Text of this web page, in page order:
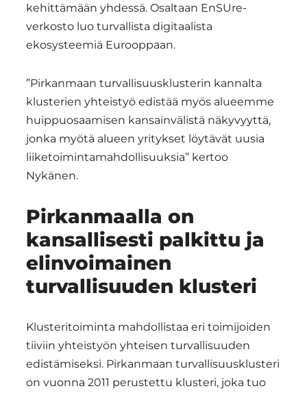
kehittämään yhdessä. Osaltaan EnSUre-
verkosto luo turvallista digitaalista
ekosysteemiä Eurooppaan.
”Pirkanmaan turvallisuusklusterin kannalta
klusterien yhteistyö edistää myös alueemme
huippuosaamisen kansainvälistä näkyvyyttä,
jonka myötä alueen yritykset löytävät uusia
liiketoimintamahdollisuuksia” kertoo
Nykänen.
Pirkanmaalla on
kansallisesti palkittu ja
elinvoimainen
turvallisuuden klusteri
Klusteritoiminta mahdollistaa eri toimijoiden
tiiviin yhteistyön yhteisen turvallisuuden
edistämiseksi. Pirkanmaan turvallisuusklusteri
on vuonna 2011 perustettu klusteri, joka tuo